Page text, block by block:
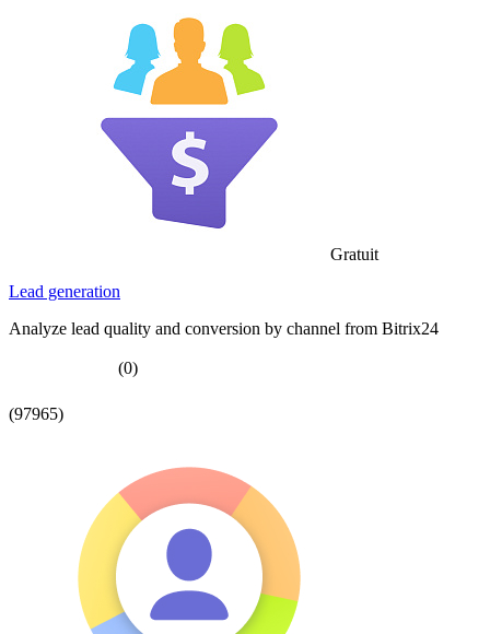
Gratuit
Lead generation
Analyze lead quality and conversion by channel from Bitrix24
(0)
(97965)